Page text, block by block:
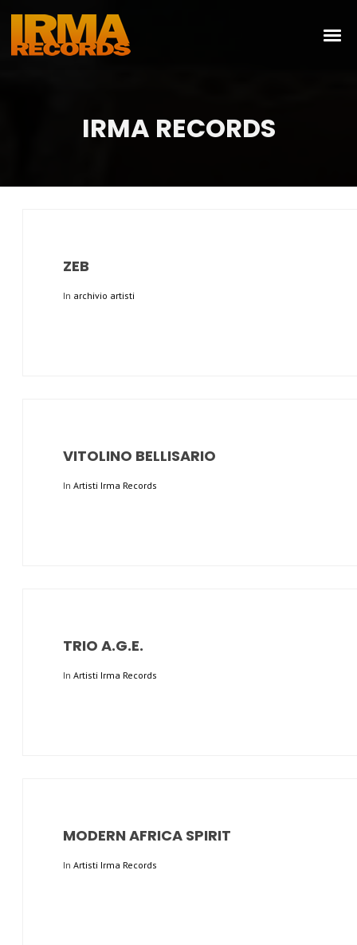
IRMA RECORDS
ZEB
In archivio artisti
VITOLINO BELLISARIO
In Artisti Irma Records
TRIO A.G.E.
In Artisti Irma Records
MODERN AFRICA SPIRIT
In Artisti Irma Records